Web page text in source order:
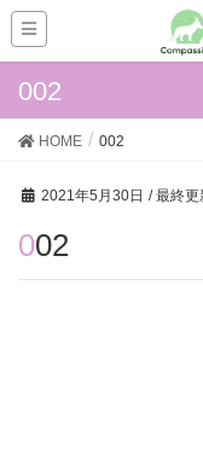
002
HOME 002
2021年5月30日 / 最終更
002